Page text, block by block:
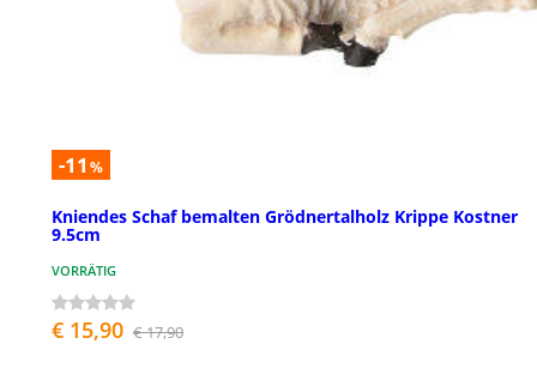
-11 %
Kniendes Schaf bemalten Grödnertalholz Krippe Kostner
9.5cm
VORRÄTIG
€ 15,90 € 17,90